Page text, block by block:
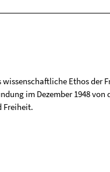
wissenschaftliche Ethos der
im Dezember 1948
Freiheit.